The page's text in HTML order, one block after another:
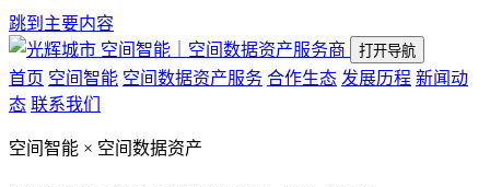
跳到主要内容
空间智能｜空间数据资产服务商
打开导航
首页 空间智能 空间数据资产服务 合作生态 发展历程 新闻动
态 联系我们
空间智能 × 空间数据资产